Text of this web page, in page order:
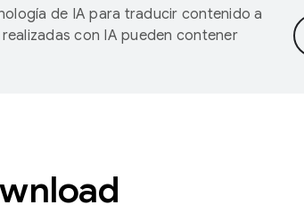
de IA para traducir contenido a
con IA pueden contener